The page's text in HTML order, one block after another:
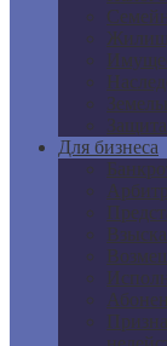
Для бизнеса